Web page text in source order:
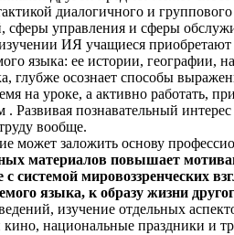
диалогичного и
управления и сферы
ИЯ учащиеся
языка: ее истории, географии,
глубже осознает способы
на уроке, а активно работать,
Развивая познавательный
вообще.
может заложить основу
материалов повышает
системой мировоззренческих
языка, к образу жизни
изучение отдельных
кино, национальные праздники и